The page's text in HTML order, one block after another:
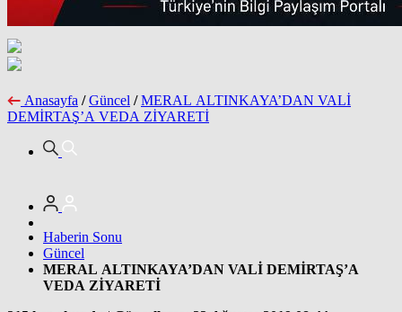
Anasayfa / Güncel / MERAL ALTINKAYA’DAN VALİ
DEMİRTAŞ’A VEDA ZİYARETİ
Haberin Sonu
Güncel
MERAL ALTINKAYA’DAN VALİ DEMİRTAŞ’A
VEDA ZİYARETİ